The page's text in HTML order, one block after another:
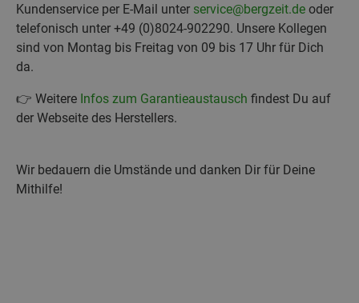
Kundenservice per E-Mail unter service@bergzeit.de oder
telefonisch unter +49 (0)8024-902290. Unsere Kollegen
sind von Montag bis Freitag von 09 bis 17 Uhr für Dich
da.
👉 Weitere Infos zum Garantieaustausch findest Du auf
der Webseite des Herstellers.
Wir bedauern die Umstände und danken Dir für Deine
Mithilfe!